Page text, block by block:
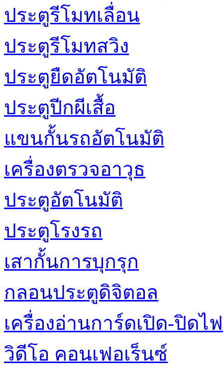
ประตูรีโมทเลื่อน
ประตูรีโมทสวิง
ประตูยืดอัตโนมัติ
ประตูปีกผีเสื้อ
แขนกั้นรถอัตโนมัติ
เครื่องตรวจอาวุธ
ประตูอัตโนมัติ
ประตูโรงรถ
เสากั้นการบุกรุก
กลอนประตูดิจิตอล
เครื่องอ่านการ์ดเปิด-ปิดไฟ
วิดีโอ คอนเฟอเร็นซ์